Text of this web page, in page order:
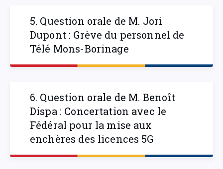
5. Question orale de M. Jori
Dupont : Grève du personnel de
Télé Mons-Borinage
6. Question orale de M. Benoît
Dispa : Concertation avec le
Fédéral pour la mise aux
enchères des licences 5G